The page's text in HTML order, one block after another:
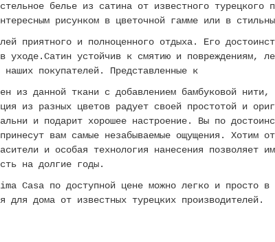
белье из сатина от известного
рисунком в цветочной гамме или в
приятного и полноценного отдыха. Его
уходе.Сатин устойчив к смятию и повреждениям,
покупателей. Представленные к
из данной ткани с добавлением бамбуковой
из разных цветов радует своей простотой и
и подарит хорошее настроение. Вы по
вам самые незабываемые ощущения. Хотим
и особая технология нанесения позволяет
на долгие годы.
Casa по доступной цене можно легко и просто
для дома от известных турецких производителей.